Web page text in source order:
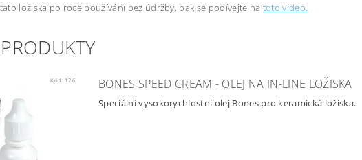
ložiska po roce používání bez údržby, pak se podívejte na toto video.
Kód: 126 BONES SPEED CREAM - OLEJ NA IN-LINE LOŽISKA
Speciální vysokorychlostní olej Bones pro keramická ložiska.